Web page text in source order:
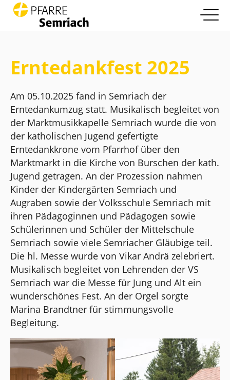
Pfarrleben
Glaube und Leben more
Die Pfarre
Kontakt
Erntedankfest 2025
Am 05.10.2025 fand in Semriach der
Erntedankumzug statt. Musikalisch begleitet von
der Marktmusikkapelle Semriach wurde die von
der katholischen Jugend gefertigte
Erntedankkrone vom Pfarrhof über den
Marktmarkt in die Kirche von Burschen der kath.
Jugend getragen. An der Prozession nahmen
Kinder der Kindergärten Semriach und
Augraben sowie der Volksschule Semriach mit
ihren Pädagoginnen und Pädagogen sowie
Schülerinnen und Schüler der Mittelschule
Semriach sowie viele Semriacher Gläubige teil.
Die hl. Messe wurde von Vikar Andrä zelebriert.
Musikalisch begleitet von Lehrenden der VS
Semriach war die Messe für Jung und Alt ein
wunderschönes Fest. An der Orgel sorgte
Marina Brandtner für stimmungsvolle
Begleitung.